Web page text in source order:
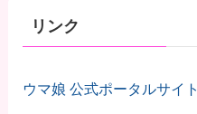
リンク
ウマ娘 公式ポータルサイト